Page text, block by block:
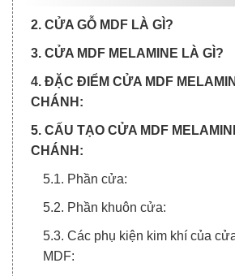
2. CỬA GỖ MDF LÀ GÌ?
3. CỬA MDF MELAMINE LÀ GÌ?
4. ĐẶC ĐIỂM CỬA MDF
CHÁNH:
5. CẤU TẠO CỬA MDF
CHÁNH:
5.1. Phần cửa:
5.2. Phần khuôn cửa:
5.3. Các phụ kiện kim khí của
MDF: